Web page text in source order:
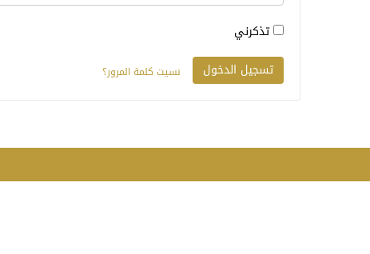
تذكرني
نسيت كلمة المرور؟